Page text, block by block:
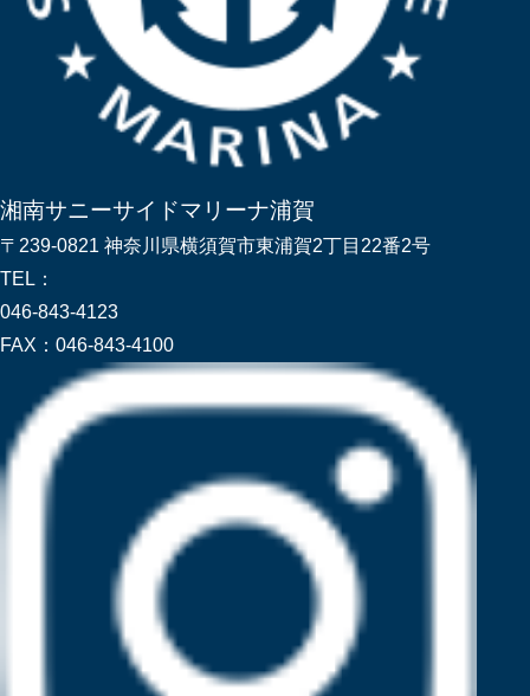
湘南サニーサイドマリーナ浦賀
〒239-0821 神奈川県横須賀市東浦賀2丁目22番2号
TEL：
046-843-4123
FAX： 046-843-4100